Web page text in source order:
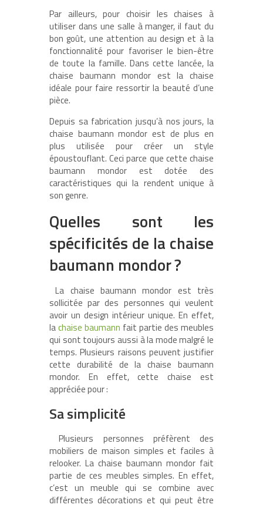
Par ailleurs, pour choisir les chaises à
utiliser dans une salle à manger, il faut du
bon goût, une attention au design et à la
fonctionnalité pour favoriser le bien-être
de toute la famille. Dans cette lancée, la
chaise baumann mondor est la chaise
idéale pour faire ressortir la beauté d’une
pièce.
Depuis sa fabrication jusqu’à nos jours, la
chaise baumann mondor est de plus en
plus utilisée pour créer un style
époustouflant. Ceci parce que cette chaise
baumann mondor est dotée des
caractéristiques qui la rendent unique à
son genre.
Quelles sont les
spécificités de la chaise
baumann mondor ?
La chaise baumann mondor est très
sollicitée par des personnes qui veulent
avoir un design intérieur unique. En effet,
lachaise baumann fait partie des meubles
qui sont toujours aussi à la mode malgré le
temps. Plusieurs raisons peuvent justifier
cette durabilité de la chaise baumann
mondor. En effet, cette chaise est
appréciée pour :
Sa simplicité
Plusieurs personnes préfèrent des
mobiliers de maison simples et faciles à
relooker. La chaise baumann mondor fait
partie de ces meubles simples. En effet,
c’est un meuble qui se combine avec
différentes décorations et qui peut être